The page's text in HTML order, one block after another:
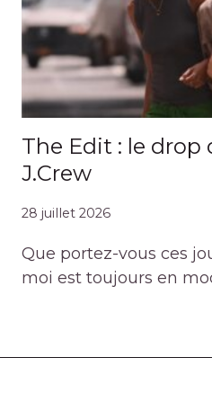
The Edit : le drop
J.Crew
28 juillet 2026
Que portez-vous ces
moi est toujours en